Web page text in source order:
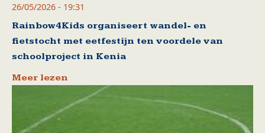
26/05/2026 - 19:31
Rainbow4Kids organiseert wandel- en
fietstocht met eetfestijn ten voordele van
schoolproject in Kenia
Meer lezen